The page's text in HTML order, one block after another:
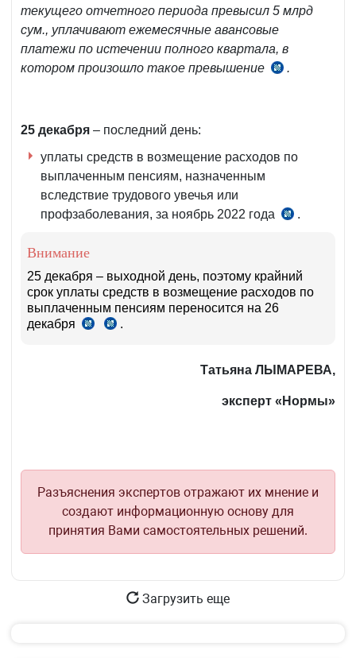
текущего отчетного периода превысил 5 млрд
сум., уплачивают ежемесячные авансовые
платежи по истечении полного квартала, в
котором произошло такое превышение
ч..
25 декабря – последний день:
уплаты средств в возмещение расходов по
выплаченным пенсиям, назначенным
вследствие трудового увечья или
профзаболевания, за ноябрь 2022 года
п.
рег.
МЮ
г.
.
Внимание
25 декабря – выходной день, поэтому крайний
срок уплаты средств в возмещение расходов по
выплаченным пенсиям переносится на 26
декабря
чч. ч..
Татьяна ЛЫМАРЕВА,
эксперт «Нормы»
Разъяснения экспертов отражают их мнение и
создают информационную основу для
принятия Вами самостоятельных решений.
Загрузить еще